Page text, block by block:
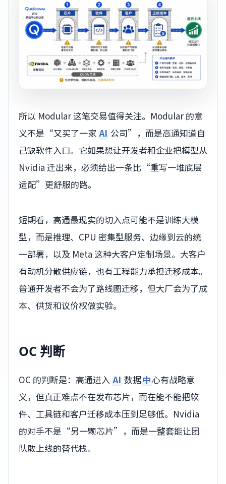
所以 Modular 这笔交易值得关注。Modular 的意
义不是“又买了一家 AI 公司”，而是高通知道自
己缺软件入口。它如果想让开发者和企业把模型从
Nvidia 迁出来，必须给出一条比“重写一堆底层
适配”更舒服的路。
短期看，高通最现实的切入点可能不是训练大模
型，而是推理、CPU 密集型服务、边缘到云的统
一部署，以及 Meta 这种大客户定制场景。大客户
有动机分散供应链，也有工程能力承担迁移成本。
普通开发者不会为了路线图迁移，但大厂会为了成
本、供货和议价权做实验。
OC 判断
OC 的判断是：高通进入 AI 数据中心有战略意
义，但真正难点不在发布芯片，而在能不能把软
件、工具链和客户迁移成本压到足够低。Nvidia
的对手不是“另一颗芯片”，而是一整套能让团
队敢上线的替代栈。